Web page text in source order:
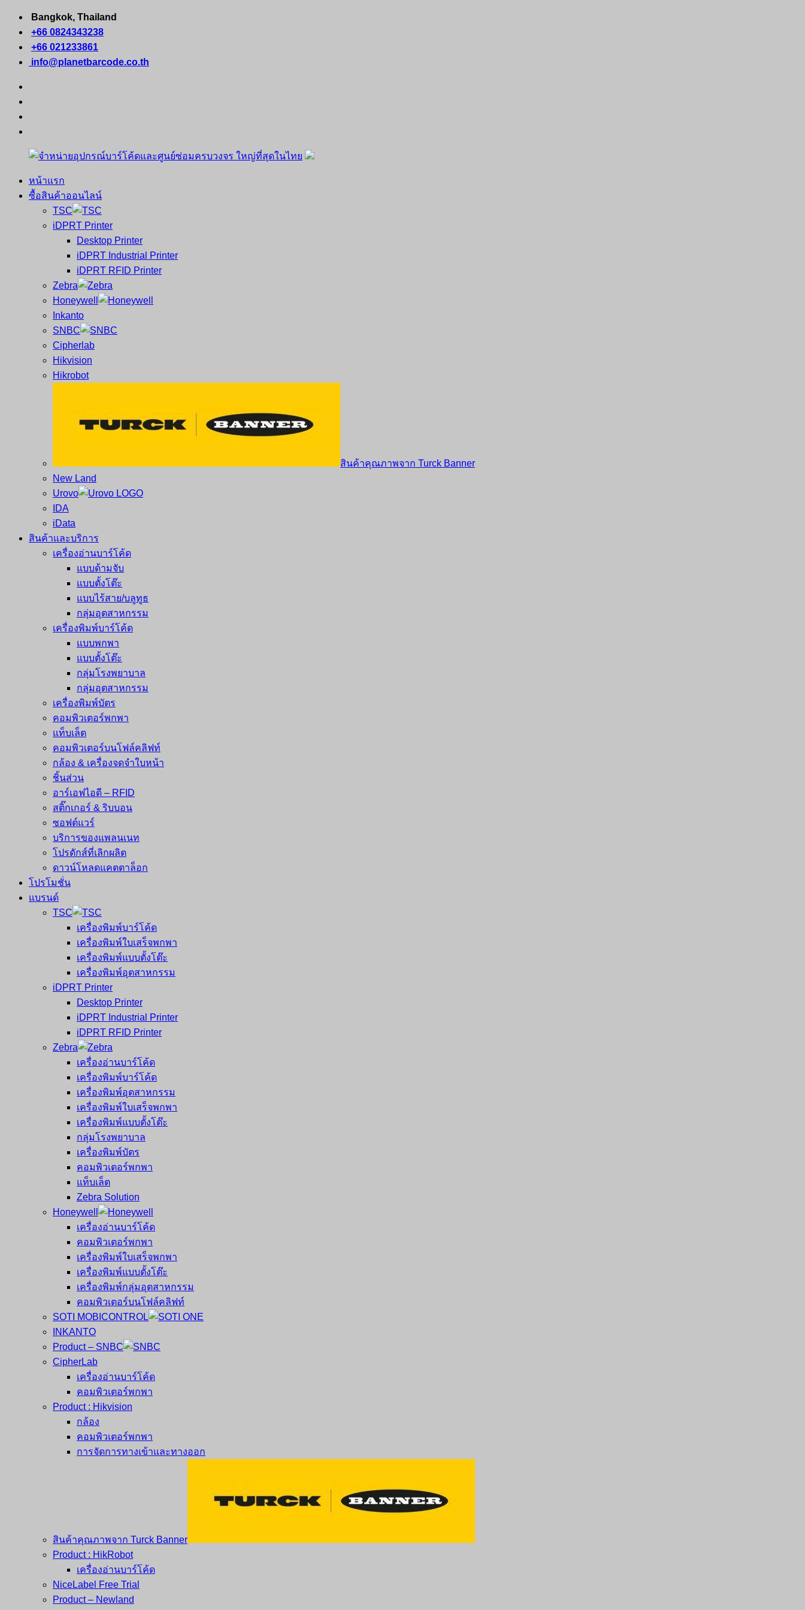
Skip
content
Bangkok, Thailand
+66 0824343238
+66 021233861
info@planetbarcode.co.th
จำหน่าย
คอมพิวเตอร์
หน้าแรก
ซื้อสินค้าออนไลน์
TSC
iDPRT Printer
Desktop Printer
iDPRT Industrial Printer
iDPRT RFID Printer
Zebra
Honeywell
Inkanto
SNBC
Cipherlab
Hikvision
Hikrobot
สินค้าคุณภาพจาก Turck Banner
New Land
Urovo
IDA
iData
สินค้าและบริการ
เครื่องอ่านบาร์โค้ด
แบบด้ามจับ
แบบตั้งโต๊ะ
แบบไร้สาย/บลูทูธ
กลุ่มอุตสาหกรรม
เครื่องพิมพ์บาร์โค้ด
แบบพกพา
แบบตั้งโต๊ะ
กลุ่มโรงพยาบาล
กลุ่มอุตสาหกรรม
เครื่องพิมพ์บัตร
คอมพิวเตอร์พกพา
แท็บเล็ต
คอมพิวเตอร์บนโฟล์คลิฟท์
กล้อง & เครื่องจดจำใบหน้า
ชิ้นส่วน
อาร์เอฟไอดี – RFID
สติ๊กเกอร์ & ริบบอน
ซอฟต์แวร์
บริการของแพลนเนท
โปรดักส์ที่เลิกผลิต
ดาวน์โหลดแคตตาล็อก
โปรโมชั่น
แบรนด์
TSC
เครื่องพิมพ์บาร์โค้ด
เครื่องพิมพ์ใบเสร็จพกพา
เครื่องพิมพ์แบบตั้งโต๊ะ
เครื่องพิมพ์อุตสาหกรรม
iDPRT Printer
Desktop Printer
iDPRT Industrial Printer
iDPRT RFID Printer
Zebra
เครื่องอ่านบาร์โค้ด
เครื่องพิมพ์บาร์โค้ด
เครื่องพิมพ์อุตสาหกรรม
เครื่องพิมพ์ใบเสร็จพกพา
เครื่องพิมพ์แบบตั้งโต๊ะ
กลุ่มโรงพยาบาล
เครื่องพิมพ์บัตร
คอมพิวเตอร์พกพา
แท็บเล็ต
Zebra Solution
Honeywell
เครื่องอ่านบาร์โค้ด
คอมพิวเตอร์พกพา
เครื่องพิมพ์ใบเสร็จพกพา
เครื่องพิมพ์แบบตั้งโต๊ะ
เครื่องพิมพ์กลุ่มอุตสาหกรรม
คอมพิวเตอร์บนโฟล์คลิฟท์
SOTI MOBICONTROL
INKANTO
Product – SNBC
CipherLab
เครื่องอ่านบาร์โค้ด
คอมพิวเตอร์พกพา
Product : Hikvision
กล้อง
คอมพิวเตอร์พกพา
การจัดการทางเข้าและทางออก
สินค้าคุณภาพจาก Turck Banner
Product : HikRobot
เครื่องอ่านบาร์โค้ด
NiceLabel Free Trial
Product – Newland